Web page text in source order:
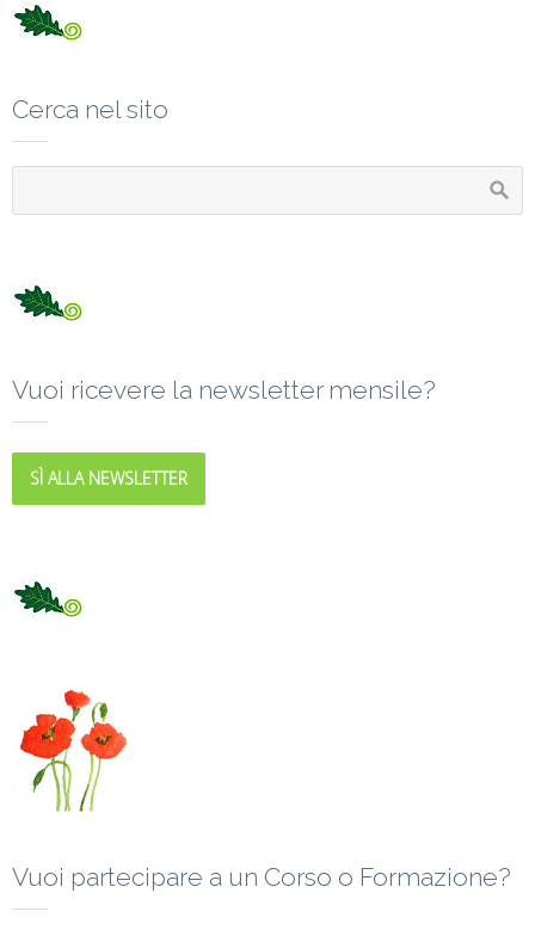
Cerca nel sito
Vuoi ricevere la newsletter mensile?
SÌ ALLA NEWSLETTER
Vuoi partecipare a un Corso o Formazione?